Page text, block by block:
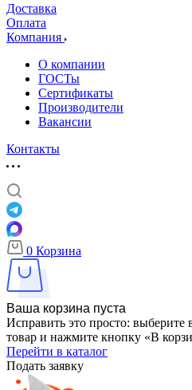
Доставка
Оплата
Компания
О компании
ГОСТы
Сертификаты
Производители
Вакансии
Контакты
0 Корзина
Ваша корзина пуста
Исправить это просто: выберите
товар и нажмите кнопку «В
Перейти в каталог
Подать заявку